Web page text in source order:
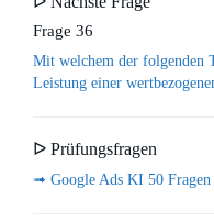
Frage 36
Mit welchem der folgenden
Leistung einer
ᐅ Prüfungsfragen
➟ Google Ads KI 50 Fragen